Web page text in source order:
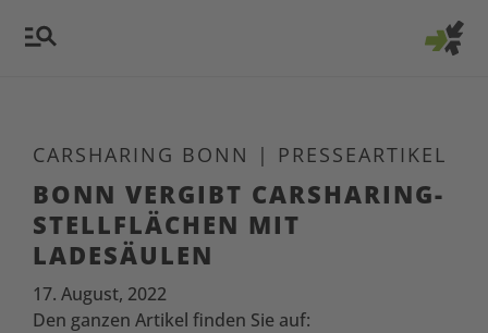
CARSHARING BONN | PRESSEARTIKEL
BONN VERGIBT CARSHARING-
STELLFLÄCHEN MIT
LADESÄULEN
17. August, 2022
Den ganzen Artikel finden Sie auf: